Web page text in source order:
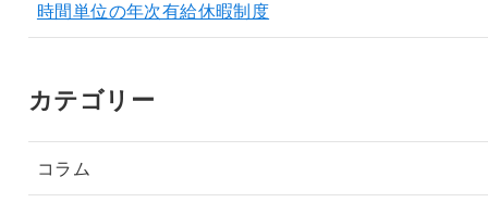
時間単位の年次有給休暇制度
カテゴリー
コラム